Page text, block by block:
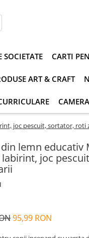
SOCIETATE CARTI
ART & CRAFT
joc pescuit, sortator, roti
lemn educativ
labirint, joc
95,99 RON